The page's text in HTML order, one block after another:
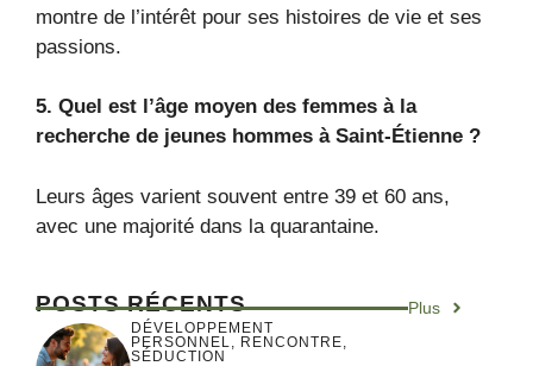
montre de l’intérêt pour ses histoires de vie et ses
passions.
5. Quel est l’âge moyen des femmes à la
recherche de jeunes hommes à Saint-Étienne ?
Leurs âges varient souvent entre 39 et 60 ans,
avec une majorité dans la quarantaine.
POSTS RÉCENTS Plus
DÉVELOPPEMENT
PERSONNEL
RENCONTRE
SÉDUCTION